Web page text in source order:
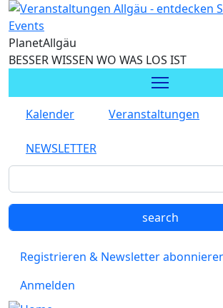
Direkt zum Inhalt
PlanetAllgäu
BESSER WISSEN WO WAS LOS IST
Kalender Veranstaltungen
NEWSLETTER
Registrieren & Newsletter
Anmelden